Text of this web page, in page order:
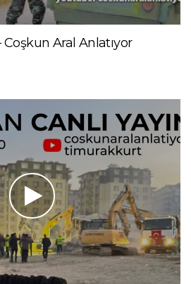
Aral Anlatıyor